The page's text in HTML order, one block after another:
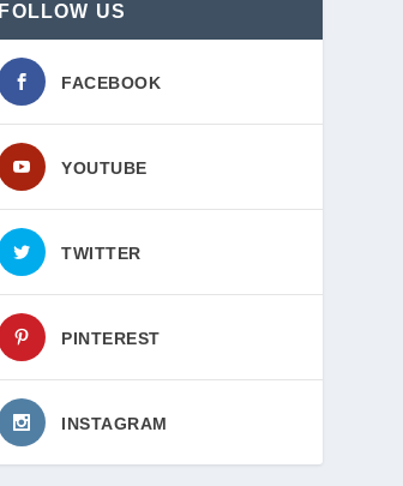
FOLLOW US
FACEBOOK
YOUTUBE
TWITTER
PINTEREST
INSTAGRAM